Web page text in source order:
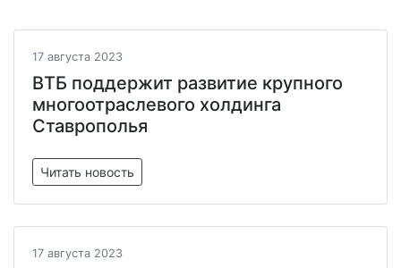
17 августа 2023
ВТБ поддержит развитие крупного
многоотраслевого холдинга
Ставрополья
Читать новость
17 августа 2023